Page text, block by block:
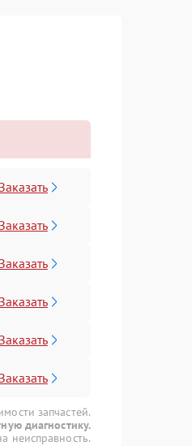
запчастей.
диагностику.
неисправность.